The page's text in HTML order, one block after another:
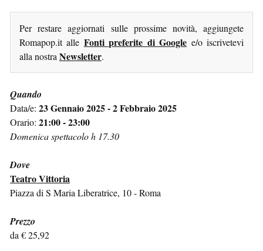
Per restare aggiornati sulle prossime novità, aggiungete
Romapop.it alle Fonti preferite di Google e/o iscrivetevi
alla nostra Newsletter.
Quando
Data/e: 23 Gennaio 2025 - 2 Febbraio 2025
Orario: 21:00 - 23:00
Domenica spettacolo h 17.30
Dove
Teatro Vittoria
Piazza di S Maria Liberatrice, 10 - Roma
Prezzo
da € 25,92